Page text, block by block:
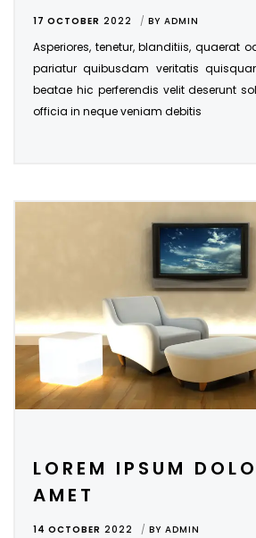
17 OCTOBER 2022 BY ADMIN
Asperiores, tenetur, blanditiis, quaerat
pariatur quibusdam veritatis
beatae hic perferendis velit deserunt
officia in neque veniam debitis
LOREM IPSUM
AMET
14 OCTOBER 2022 BY ADMIN